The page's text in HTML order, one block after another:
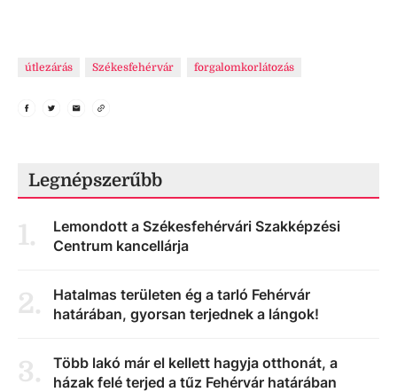
útlezárás Székesfehérvár forgalomkorlátozás
Legnépszerűbb
1.
Lemondott a Székesfehérvári Szakképzési
Centrum kancellárja
2.
Hatalmas területen ég a tarló Fehérvár
határában, gyorsan terjednek a lángok!
3.
Több lakó már el kellett hagyja otthonát, a
házak felé terjed a tűz Fehérvár határában